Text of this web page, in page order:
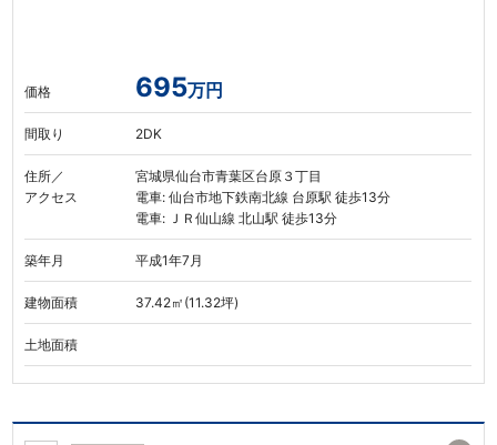
価格 695万円
間取り 2DK
住所／
アクセス
宮城県仙台市青葉区台原３丁目
電車: 仙台市地下鉄南北線 台原駅 徒歩13分
電車: ＪＲ仙山線 北山駅 徒歩13分
築年月 平成1年7月
建物面積 37.42㎡(11.32坪)
土地面積